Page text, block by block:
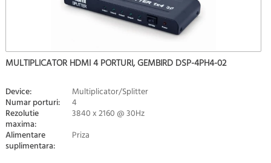
MULTIPLICATOR HDMI 4 PORTURI, GEMBIRD DSP-4PH4-02
Device: Multiplicator/Splitter
Numar porturi: 4
Rezolutie
maxima:
3840 x 2160 @ 30Hz
Alimentare
suplimentara:
Priza